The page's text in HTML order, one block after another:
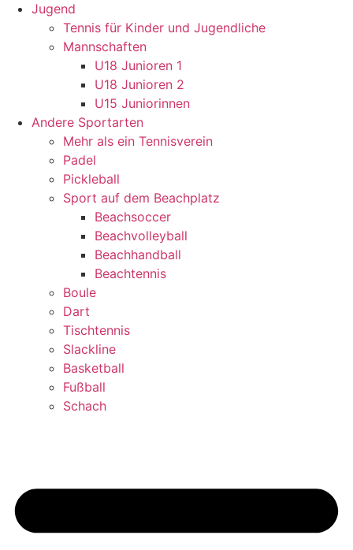
Jugend
Tennis für Kinder und Jugendliche
Mannschaften
U18 Junioren 1
U18 Junioren 2
U15 Juniorinnen
Andere Sportarten
Mehr als ein Tennisverein
Padel
Pickleball
Sport auf dem Beachplatz
Beachsoccer
Beachvolleyball
Beachhandball
Beachtennis
Boule
Dart
Tischtennis
Slackline
Basketball
Fußball
Schach